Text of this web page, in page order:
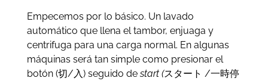
Empecemos por lo básico. Un lavado
automático que llena el tambor, enjuaga y
centrifuga para una carga normal. En algunas
máquinas será tan simple como presionar el
botón (切/入) seguido destart (スタート /一時停